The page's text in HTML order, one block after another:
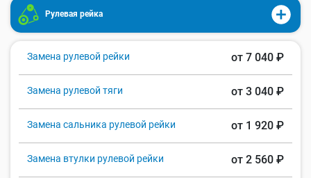
Рулевая рейка
Замена рулевой рейки от 7 040 ₽
Замена рулевой тяги от 3 040 ₽
Замена сальника рулевой рейки от 1 920 ₽
Замена втулки рулевой рейки от 2 560 ₽